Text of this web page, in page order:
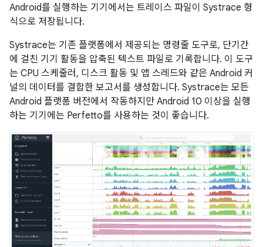
Android를 실행하는 기기에서는 트레이스 파일이 Systrace 형
식으로 저장됩니다.
Systrace는 기존 플랫폼에서 제공되는 명령줄 도구로, 단기간
에 걸친 기기 활동을 압축된 텍스트 파일로 기록합니다. 이 도구
는 CPU 스케줄러, 디스크 활동 및 앱 스레드와 같은 Android 커
널의 데이터를 결합한 보고서를 생성합니다. Systrace는 모든
Android 플랫폼 버전에서 작동하지만 Android 10 이상을 실행
하는 기기에는 Perfetto를 사용하는 것이 좋습니다.